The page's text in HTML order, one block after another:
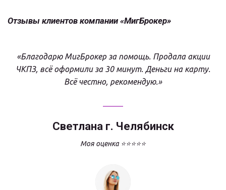
Отзывы клиентов компании «МигБрокер»
«Благодарю МигБрокер за помощь. Продала акции
ЧКПЗ, всё оформили за 30 минут. Деньги на карту.
Всё честно, рекомендую.»
Светлана г. Челябинск
Моя оценка ⭐⭐⭐⭐⭐